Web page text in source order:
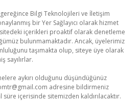
gereğince Bilgi Teknolojileri ve İletişim
bir Yer Sağlayıcı olarak hizmet
içerikleri proaktif olarak denetleme
bulunmamaktadır. Ancak, üyelerimiz
taşımakta olup, siteye üye olarak
sayılırlar.
aykırı olduğunu düşündüğünüz
adresine bildirmeniz
içerisinde sitemizden kaldırılacaktır.